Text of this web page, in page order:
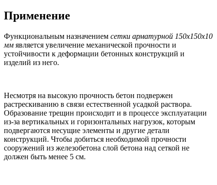
Применение
Функциональным назначением сетки арматурной 150х150х10
мм является увеличение механической прочности и
устойчивости к деформации бетонных конструкций и
изделий из него.
Несмотря на высокую прочность бетон подвержен
растрескиванию в связи естественной усадкой раствора.
Образование трещин происходит и в процессе эксплуатации
из-за вертикальных и горизонтальных нагрузок, которым
подвергаются несущие элементы и другие детали
конструкций. Чтобы добиться необходимой прочности
сооружений из железобетона слой бетона над сеткой не
должен быть менее 5 см.